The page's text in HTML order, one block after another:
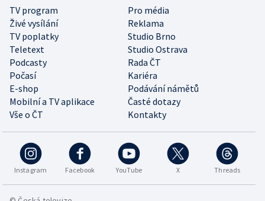
TV program
Pro média
Živé vysílání
Reklama
TV poplatky
Studio Brno
Teletext
Studio Ostrava
Podcasty
Rada ČT
Počasí
Kariéra
E-shop
Podávání námětů
Mobilní a TV aplikace
Časté dotazy
Vše o ČT
Kontakty
Instagram Facebook YouTube X Threads